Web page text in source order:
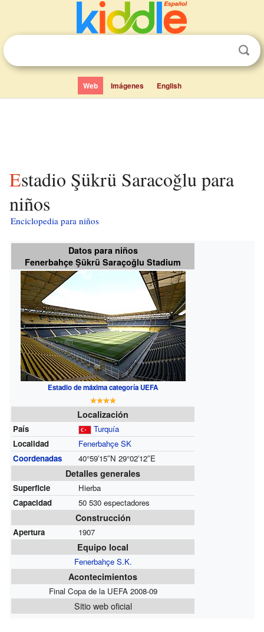
Web Imágenes English
Estadio Şükrü Saracoğlu para
niños
Enciclopedia para niños
Datos para niños
Fenerbahçe Şükrü Saraçoğlu Stadium
Estadio de máxima categoría UEFA
Localización
País
Turquía
Localidad
Fenerbahçe SK
Coordenadas
40°59′15″N 29°02′12″E
Detalles generales
Superficie
Hierba
Capacidad
50 530 espectadores
Construcción
Apertura 1907
Equipo local
Fenerbahçe S.K.
Acontecimientos
Final Copa de la UEFA 2008-09
Sitio web oficial